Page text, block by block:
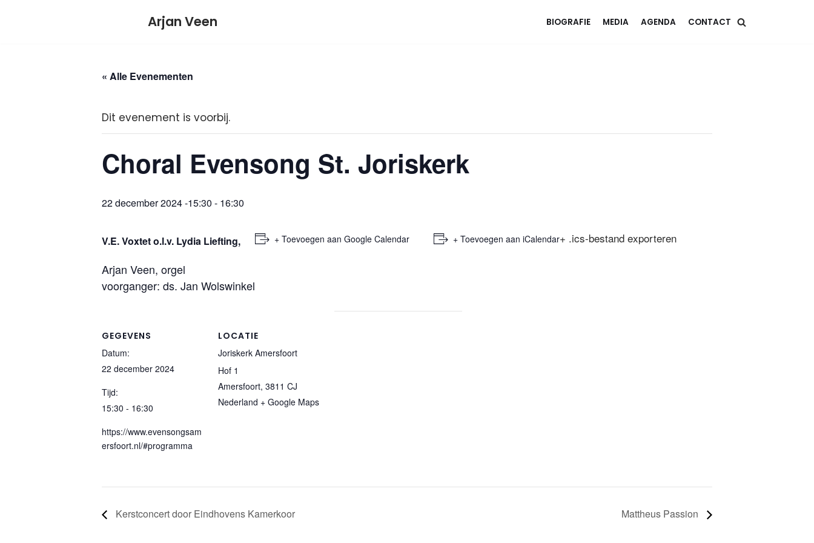
Arjan Veen BIOGRAFIE MEDIA AGENDA CONTACT
« Alle Evenementen
Dit evenement is voorbij.
Choral Evensong St. Joriskerk
22 december 2024 -15:30 - 16:30
V.E. Voxtet o.l.v. Lydia Liefting,
Arjan Veen, orgel
voorganger: ds. Jan Wolswinkel
+ Toevoegen aan Google Calendar + Toevoegen aan iCalendar+ .ics-bestand exporteren
GEGEVENS
Datum:
22 december 2024
Tijd:
15:30 - 16:30
https://www.evensongsam
ersfoort.nl/#programma
LOCATIE
Joriskerk Amersfoort
Hof 1
Amersfoort, 3811 CJ
Nederland + Google Maps
Kerstconcert door Eindhovens Kamerkoor Mattheus Passion